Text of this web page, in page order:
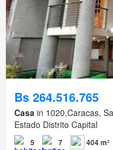
Bs 264.516.765
Casa in 1020,Caracas,
Estado Distrito Capital
5 7 404 m²